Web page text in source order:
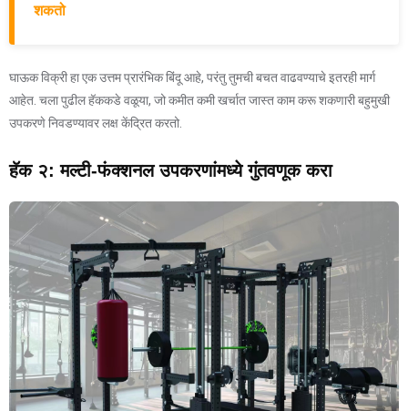
शकतो
घाऊक विक्री हा एक उत्तम प्रारंभिक बिंदू आहे, परंतु तुमची बचत वाढवण्याचे इतरही मार्ग
आहेत. चला पुढील हॅककडे वळूया, जो कमीत कमी खर्चात जास्त काम करू शकणारी बहुमुखी
उपकरणे निवडण्यावर लक्ष केंद्रित करतो.
हॅक २: मल्टी-फंक्शनल उपकरणांमध्ये गुंतवणूक करा